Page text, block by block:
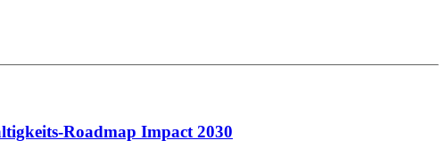
Roadmap Impact 2030